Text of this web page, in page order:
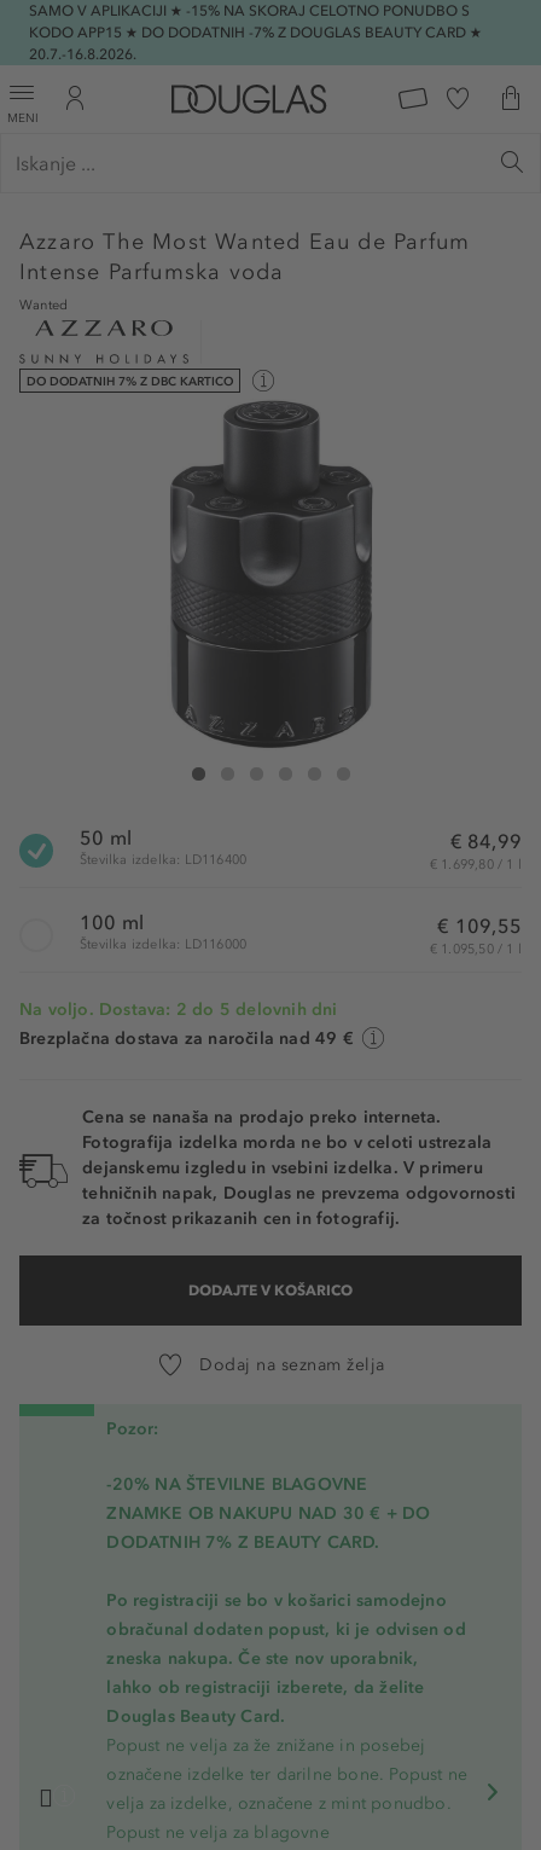
SAMO V APLIKACIJI ★ -15% NA SKORAJ CELOTNO PONUDBO S
KODO APP15 ★ DO DODATNIH -7% Z DOUGLAS BEAUTY CARD ★
20.7.-16.8.2026.
MENI
AzzaroThe Most Wanted Eau de Parfum
Intense Parfumska voda
Wanted
DO DODATNIH 7% Z DBC KARTICO
Azzaro The Most Wanted Eau de Parfum Intense
50 ml
Številka izdelka: LD116400
€ 84,99
€ 1.699,80 / 1 l
100 ml
Številka izdelka: LD116000
€ 109,55
€ 1.095,50 / 1 l
Na voljo. Dostava: 2 do 5 delovnih dni
Brezplačna dostava za naročila nad 49 €
Cena se nanaša na prodajo preko interneta.
Fotografija izdelka morda ne bo v celoti ustrezala
dejanskemu izgledu in vsebini izdelka. V primeru
tehničnih napak, Douglas ne prevzema odgovornosti
za točnost prikazanih cen in fotografij.
DODAJTE V KOŠARICO
Dodaj na seznam želja
Pozor:
-20% NA ŠTEVILNE BLAGOVNE
ZNAMKE OB NAKUPU NAD 30 € + DO
DODATNIH 7% Z BEAUTY CARD.
Po registraciji se bo v košarici samodejno
obračunal dodaten popust, ki je odvisen od
zneska nakupa. Če ste nov uporabnik,
lahko ob registraciji izberete, da želite
Douglas Beauty Card.
Popust ne velja za že znižane in posebej
označene izdelke ter darilne bone. Popust ne
velja za izdelke, označene z mint ponudbo.
Popust ne velja za blagovne